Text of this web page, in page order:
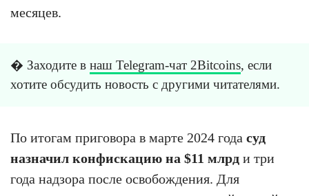
месяцев.
� Заходите в наш Telegram-чат 2Bitcoins, если
хотите обсудить новость с другими читателями.
По итогам приговора в марте 2024 года суд
назначил конфискацию на $11 млрд и три
года надзора после освобождения. Для